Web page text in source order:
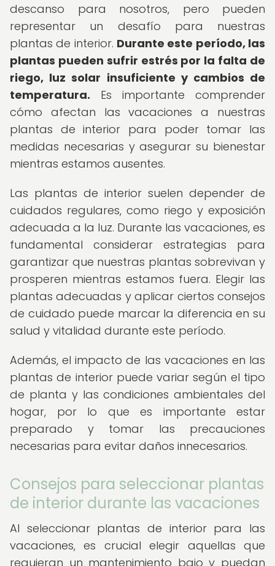
descanso para nosotros, pero pueden
representar un desafío para nuestras
plantas de interior. Durante este período, las
plantas pueden sufrir estrés por la falta de
riego, luz solar insuficiente y cambios de
temperatura. Es importante comprender
cómo afectan las vacaciones a nuestras
plantas de interior para poder tomar las
medidas necesarias y asegurar su bienestar
mientras estamos ausentes.
Las plantas de interior suelen depender de
cuidados regulares, como riego y exposición
adecuada a la luz. Durante las vacaciones, es
fundamental considerar estrategias para
garantizar que nuestras plantas sobrevivan y
prosperen mientras estamos fuera. Elegir las
plantas adecuadas y aplicar ciertos consejos
de cuidado puede marcar la diferencia en su
salud y vitalidad durante este período.
Además, el impacto de las vacaciones en las
plantas de interior puede variar según el tipo
de planta y las condiciones ambientales del
hogar, por lo que es importante estar
preparado y tomar las precauciones
necesarias para evitar daños innecesarios.
Consejos para seleccionar plantas
de interior durante las vacaciones
Al seleccionar plantas de interior para las
vacaciones, es crucial elegir aquellas que
requieran un mantenimiento bajo y puedan